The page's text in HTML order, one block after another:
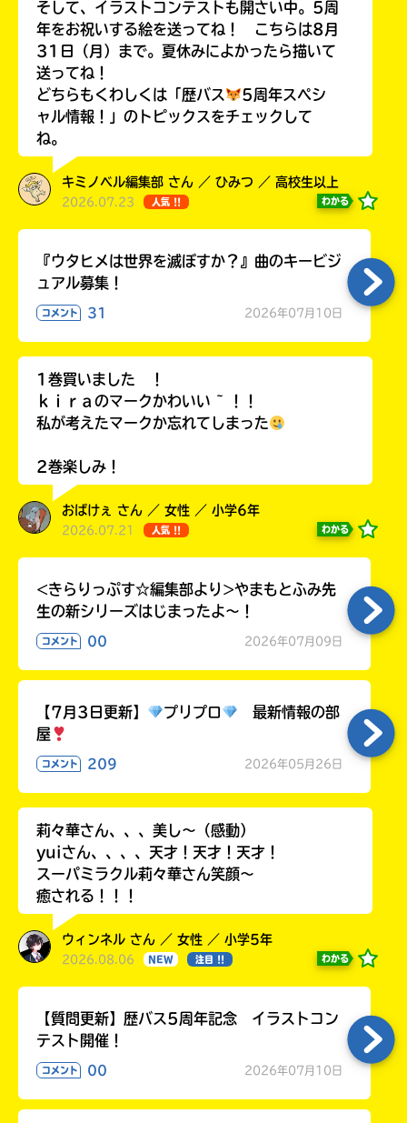
Loading...
そして、イラストコンテストも開さい中。5周
年をお祝いする絵を送ってね！ こちらは8月
31日（月）まで。夏休みによかったら描いて
送ってね！
どちらもくわしくは「歴バス
5周年スペシ
ャル情報！」のトピックスをチェックして
ね。
キミノベル編集部 さん ／ ひみつ ／ 高校生以上
2026.07.23 人気 !! わかる
『ウタヒメは世界を滅ぼすか？』曲のキービジ
ュアル募集！
コメント 31 2026年07月10日
1巻買いました ！
ｋｉｒａのマークかわいい ~ ！！
私が考えたマークか忘れてしまった
2巻楽しみ！
おばけぇ さん ／ 女性 ／ 小学6年
2026.07.21 人気 !! わかる
<きらりっぷす☆編集部より>やまもとふみ先
生の新シリーズはじまったよ～！
コメント 00 2026年07月09日
【7月3日更新】 プリプロ
最新情報の部
屋
コメント 209 2026年05月26日
莉々華さん、、、美し〜（感動）
yuiさん、、、、天才！天才！天才！
スーパミラクル莉々華さん笑顔〜
癒される！！！
ウィンネル さん ／ 女性 ／ 小学5年
2026.08.06 NEW 注目 !! わかる
【質問更新】歴バス5周年記念 イラストコン
テスト開催！
コメント 00 2026年07月10日
容
エ
ラ
る
う
し
て
戻